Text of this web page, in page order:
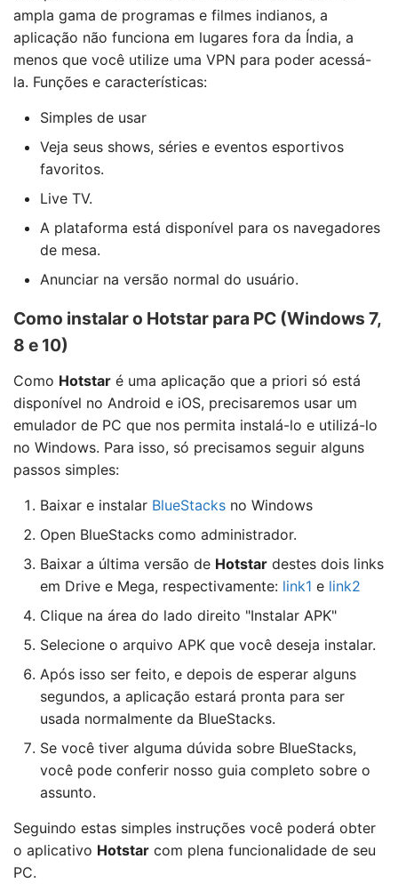
ampla gama de programas e filmes indianos, a
aplicação não funciona em lugares fora da Índia, a
menos que você utilize uma VPN para poder acessá-
la. Funções e características:
Simples de usar
Veja seus shows, séries e eventos esportivos
favoritos.
Live TV.
A plataforma está disponível para os navegadores
de mesa.
Anunciar na versão normal do usuário.
Como instalar o Hotstar para PC (Windows 7,
8 e 10)
Como Hotstar é uma aplicação que a priori só está
disponível no Android e iOS, precisaremos usar um
emulador de PC que nos permita instalá-lo e utilizá-lo
no Windows. Para isso, só precisamos seguir alguns
passos simples:
Baixar e instalar BlueStacks no Windows
Open BlueStacks como administrador.
Baixar a última versão de Hotstar destes dois links
em Drive e Mega, respectivamente: link1 e link2
Clique na área do lado direito "Instalar APK"
Selecione o arquivo APK que você deseja instalar.
Após isso ser feito, e depois de esperar alguns
segundos, a aplicação estará pronta para ser
usada normalmente da BlueStacks.
Se você tiver alguma dúvida sobre BlueStacks,
você pode conferir nosso guia completo sobre o
assunto.
Seguindo estas simples instruções você poderá obter
o aplicativo Hotstar com plena funcionalidade de seu
PC.